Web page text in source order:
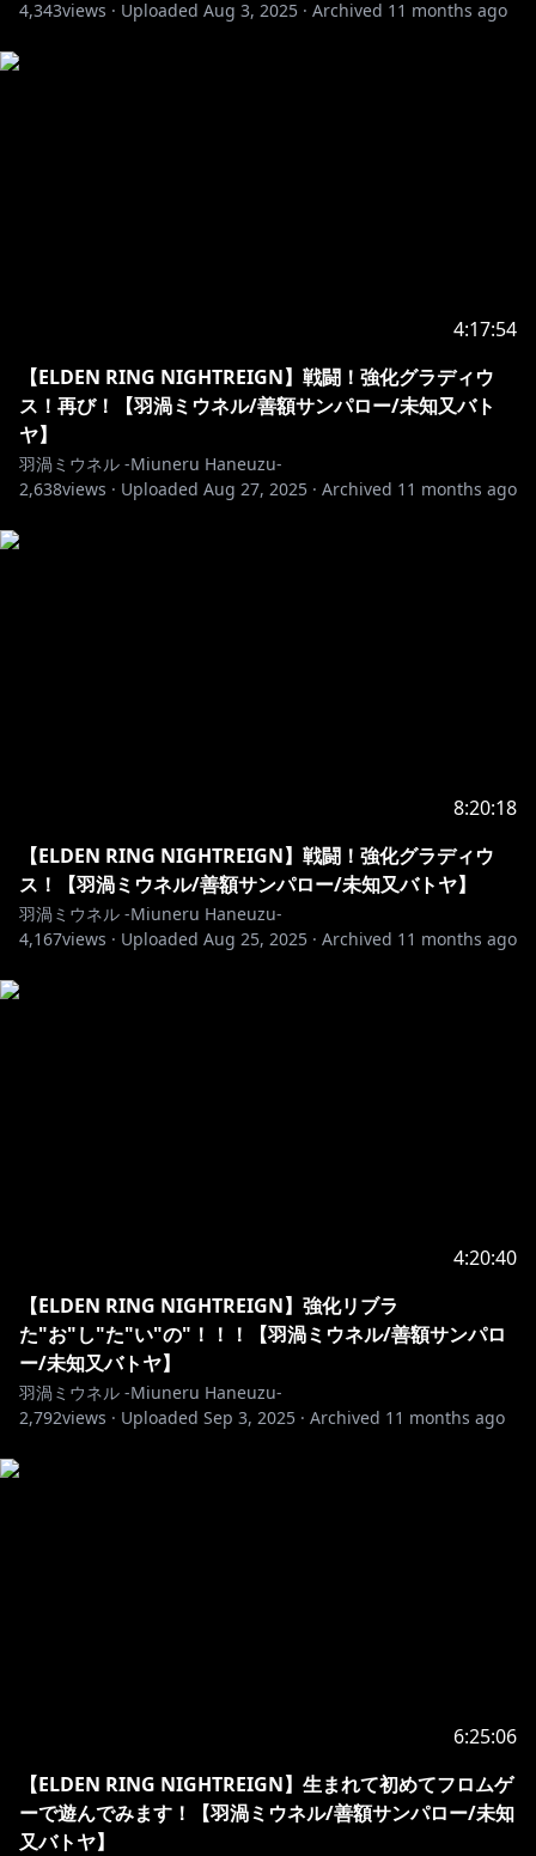
4,343views · Uploaded Aug 3, 2025 · Archived 11 months ago
4:17:54
【ELDEN RING NIGHTREIGN】戦闘！強化グラディウ
ス！再び！【羽渦ミウネル/善額サンパロー/未知又バト
ヤ】
羽渦ミウネル -Miuneru Haneuzu-
2,638views · Uploaded Aug 27, 2025 · Archived 11 months ago
8:20:18
【ELDEN RING NIGHTREIGN】戦闘！強化グラディウ
ス！【羽渦ミウネル/善額サンパロー/未知又バトヤ】
羽渦ミウネル -Miuneru Haneuzu-
4,167views · Uploaded Aug 25, 2025 · Archived 11 months ago
4:20:40
【ELDEN RING NIGHTREIGN】強化リブラ
た"お"し"た"い"の"！！！【羽渦ミウネル/善額サンパロ
ー/未知又バトヤ】
羽渦ミウネル -Miuneru Haneuzu-
2,792views · Uploaded Sep 3, 2025 · Archived 11 months ago
6:25:06
【ELDEN RING NIGHTREIGN】生まれて初めてフロムゲ
ーで遊んでみます！【羽渦ミウネル/善額サンパロー/未知
又バトヤ】